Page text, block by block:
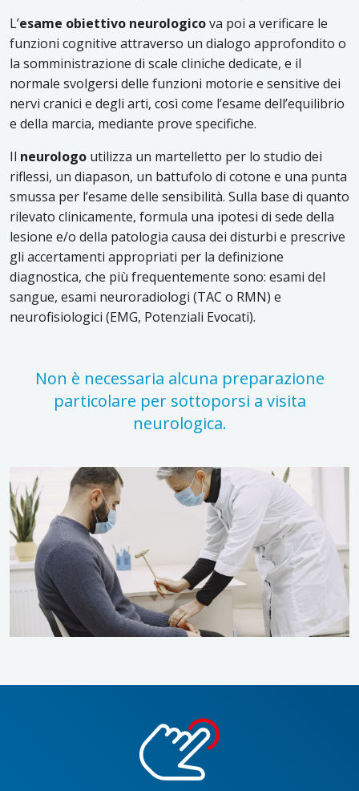
L’esame obiettivo neurologicova poi a verificare le
funzioni cognitive attraverso un dialogo approfondito o
la somministrazione di scale cliniche dedicate, e il
normale svolgersi delle funzioni motorie e sensitive dei
nervi cranici e degli arti, così come l’esame dell’equilibrio
e della marcia, mediante prove specifiche.
Il neurologo utilizza un martelletto per lo studio dei
riflessi, un diapason, un battufolo di cotone e una punta
smussa per l’esame delle sensibilità. Sulla base di quanto
rilevato clinicamente, formula una ipotesi di sede della
lesione e/o della patologia causa dei disturbi e prescrive
gli accertamenti appropriati per la definizione
diagnostica, che più frequentemente sono: esami del
sangue, esami neuroradiologi (TAC o RMN) e
neurofisiologici (EMG, Potenziali Evocati).
Non è necessaria alcuna preparazione
particolare per sottoporsi a visita
neurologica.